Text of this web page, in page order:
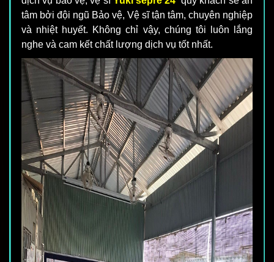
tâm bởi đội ngũ Bảo vệ, Vệ sĩ tận tâm, chuyên nghiệp
và nhiệt huyết. Không chỉ vậy, chúng tôi luôn lắng
nghe và cam kết chất lượng dịch vụ tốt nhất.